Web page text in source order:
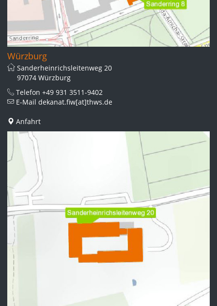
Würzburg
Sanderheinrichsleitenweg 20
97074 Würzburg
Telefon +49 931 3511-9402
E-Mail dekanat.fiw[at]thws.de
Anfahrt